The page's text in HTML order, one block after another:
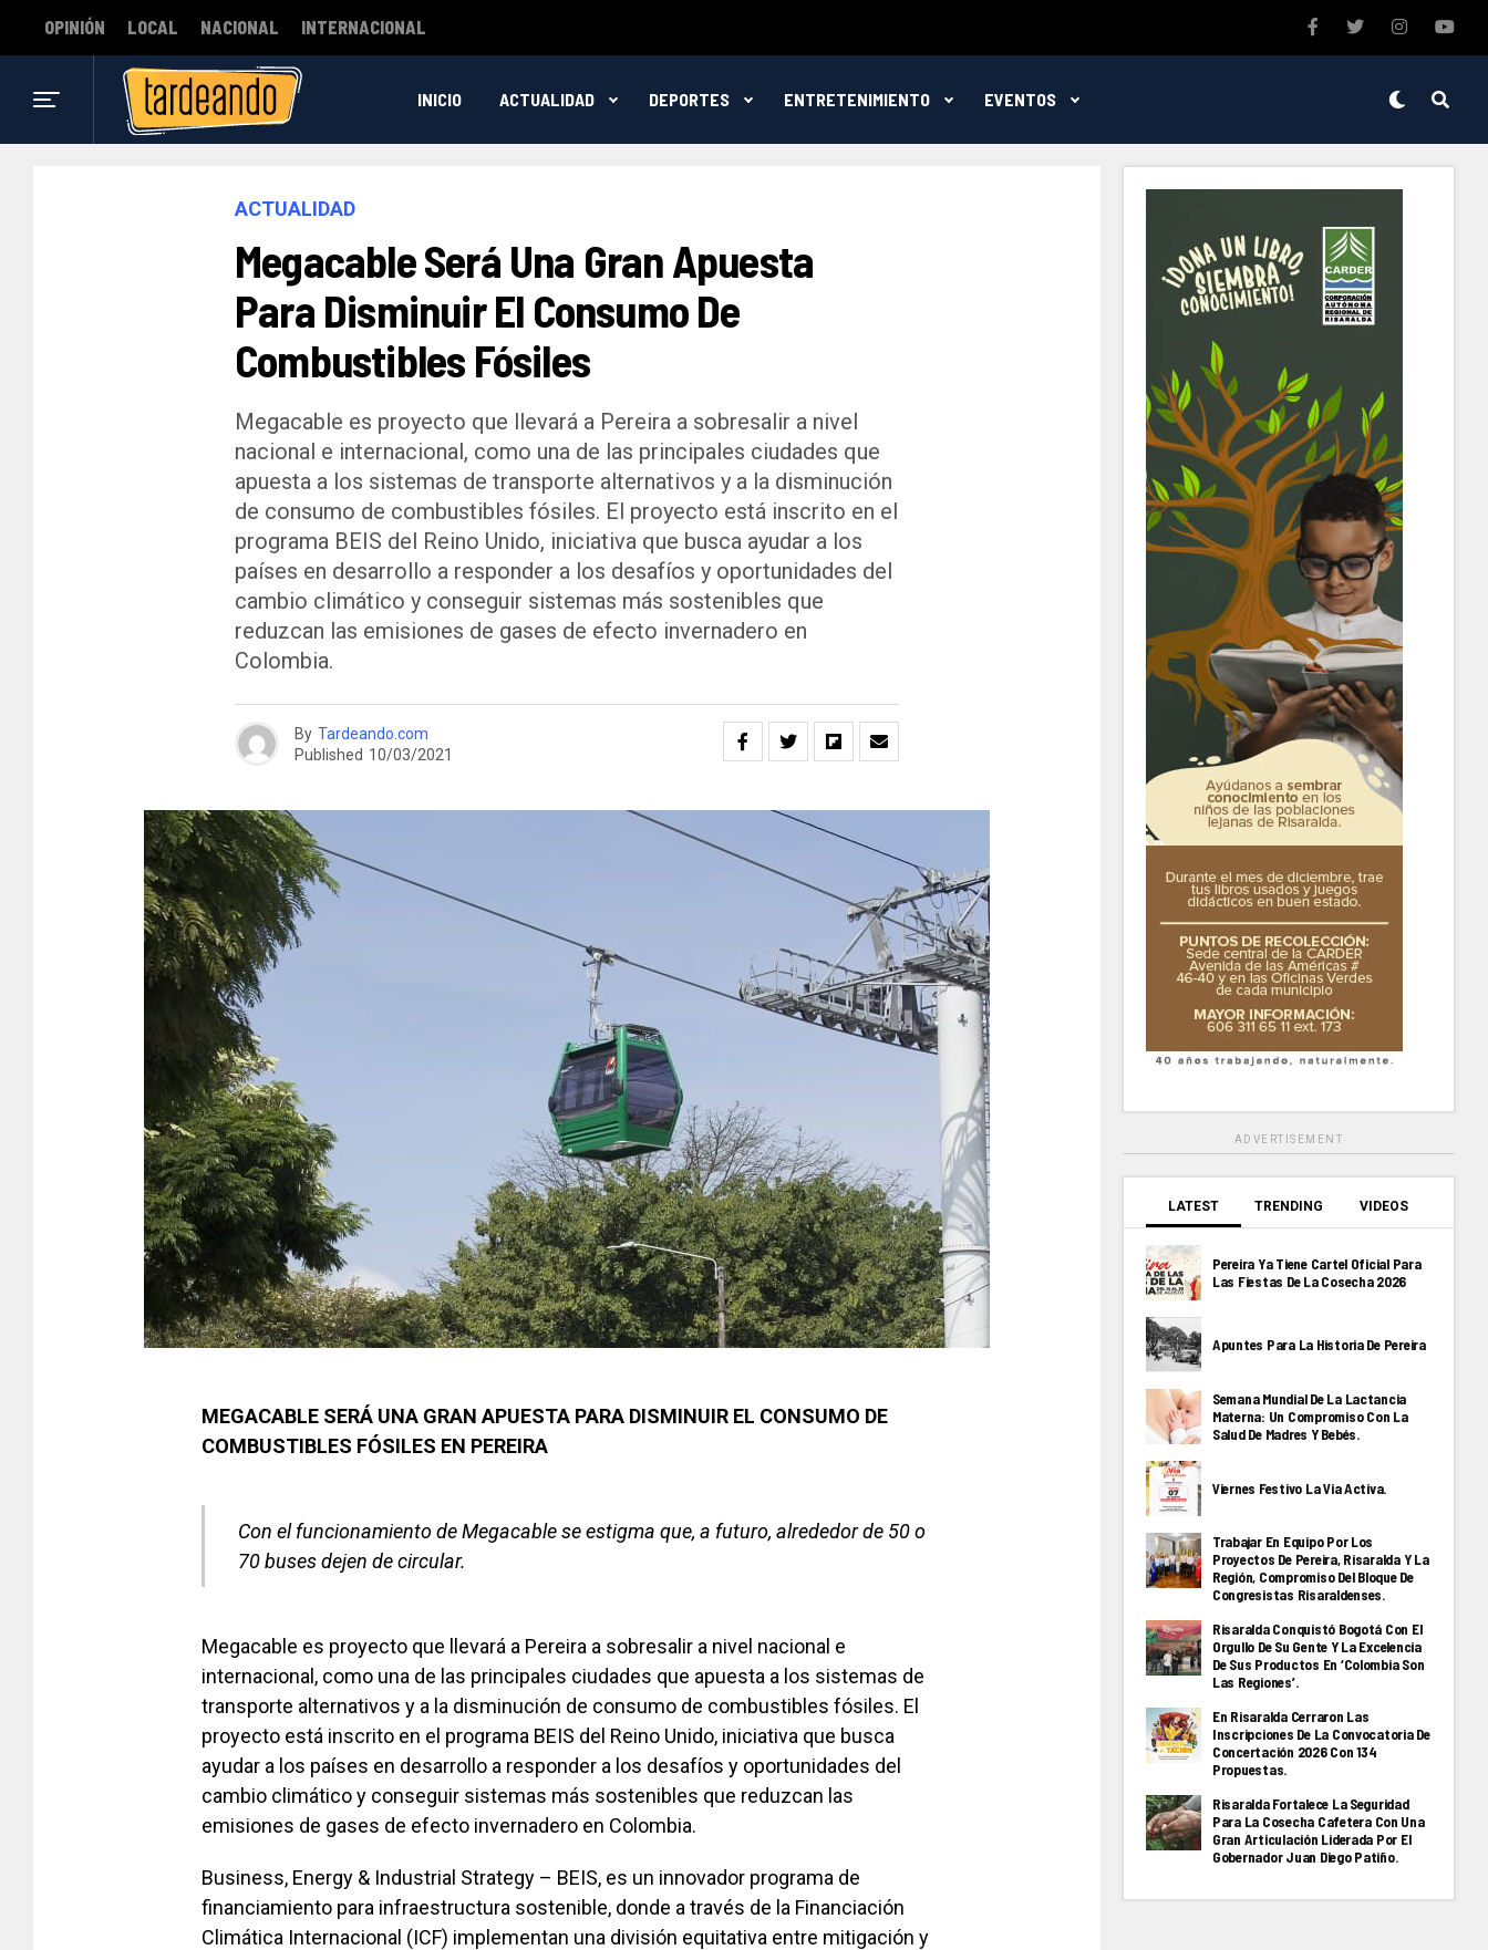
OPINIÓN LOCAL NACIONAL INTERNACIONAL
INICIO ACTUALIDAD DEPORTES ENTRETENIMIENTO EVENTOS
ACTUALIDAD
Megacable Será Una Gran Apuesta
Para Disminuir El Consumo De
Combustibles Fósiles
Megacable es proyecto que llevará a Pereira a sobresalir a nivel
nacional e internacional, como una de las principales ciudades que
apuesta a los sistemas de transporte alternativos y a la disminución
de consumo de combustibles fósiles. El proyecto está inscrito en el
programa BEIS del Reino Unido, iniciativa que busca ayudar a los
países en desarrollo a responder a los desafíos y oportunidades del
cambio climático y conseguir sistemas más sostenibles que
reduzcan las emisiones de gases de efecto invernadero en
Colombia.
By Tardeando.com
Published 10/03/2021
MEGACABLE SERÁ UNA GRAN APUESTA PARA DISMINUIR EL CONSUMO DE
COMBUSTIBLES FÓSILES EN PEREIRA
Con el funcionamiento de Megacable se estigma que, a futuro, alrededor de 50 o
70 buses dejen de circular.
Megacable es proyecto que llevará a Pereira a sobresalir a nivel nacional e
internacional, como una de las principales ciudades que apuesta a los sistemas de
transporte alternativos y a la disminución de consumo de combustibles fósiles. El
proyecto está inscrito en el programa BEIS del Reino Unido, iniciativa que busca
ayudar a los países en desarrollo a responder a los desafíos y oportunidades del
cambio climático y conseguir sistemas más sostenibles que reduzcan las
emisiones de gases de efecto invernadero en Colombia.
Business, Energy & Industrial Strategy – BEIS, es un innovador programa de
financiamiento para infraestructura sostenible, donde a través de la Financiación
Climática Internacional (ICF) implementan una división equitativa entre mitigación y
ADVERTISEMENT
LATEST TRENDING VIDEOS
Pereira Ya Tiene Cartel Oficial Para
Las Fiestas De La Cosecha 2026
Apuntes Para La Historia De Pereira
Semana Mundial De La Lactancia
Materna: Un Compromiso Con La
Salud De Madres Y Bebés.
Viernes Festivo La Via Activa.
Trabajar En Equipo Por Los
Proyectos De Pereira, Risaralda Y La
Región, Compromiso Del Bloque De
Congresistas Risaraldenses.
Risaralda Conquistó Bogotá Con El
Orgullo De Su Gente Y La Excelencia
De Sus Productos En ‘Colombia Son
Las Regiones’.
En Risaralda Cerraron Las
Inscripciones De La Convocatoria De
Concertación 2026 Con 134
Propuestas.
Risaralda Fortalece La Seguridad
Para La Cosecha Cafetera Con Una
Gran Articulación Liderada Por El
Gobernador Juan Diego Patiño.